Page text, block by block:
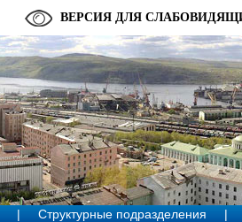
ВЕРСИЯ ДЛЯ
| Структурные подразделения |